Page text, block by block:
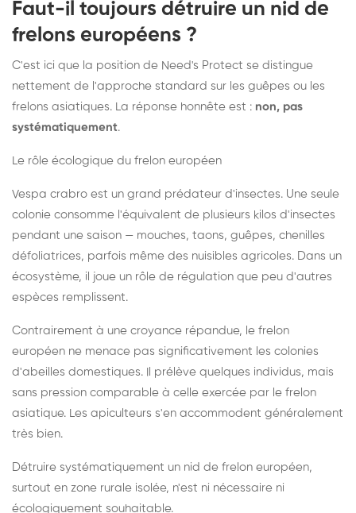
Faut-il toujours détruire un nid de
frelons européens ?
C'est ici que la position de Need's Protect se distingue
nettement de l'approche standard sur les guêpes ou les
frelons asiatiques. La réponse honnête est : non, pas
systématiquement.
Le rôle écologique du frelon européen
Vespa crabro est un grand prédateur d'insectes. Une seule
colonie consomme l'équivalent de plusieurs kilos d'insectes
pendant une saison — mouches, taons, guêpes, chenilles
défoliatrices, parfois même des nuisibles agricoles. Dans un
écosystème, il joue un rôle de régulation que peu d'autres
espèces remplissent.
Contrairement à une croyance répandue, le frelon
européen ne menace pas significativement les colonies
d'abeilles domestiques. Il prélève quelques individus, mais
sans pression comparable à celle exercée par le frelon
asiatique. Les apiculteurs s'en accommodent généralement
très bien.
Détruire systématiquement un nid de frelon européen,
surtout en zone rurale isolée, n'est ni nécessaire ni
écologiquement souhaitable.